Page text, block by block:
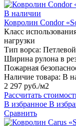
В наличии
Ковролин Condor
Класс
нагрузки
Тип ворса: Петлевой
Ширина рулона в
Пожарная
Наличие товара: В
2 297 руб./м2
Рассчитать
В избранное В
Сравнить